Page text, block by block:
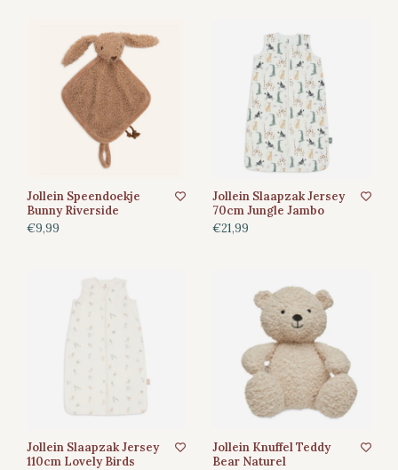
Jollein Speendoekje
Bunny Riverside
€9,99
Jollein Slaapzak Jersey
70cm Jungle Jambo
€21,99
Jollein Slaapzak Jersey
110cm Lovely Birds
Jollein Knuffel Teddy
Bear Naturel